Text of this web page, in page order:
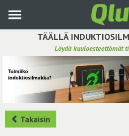
pääsisältöön
TÄÄLLÄ
Löydä kuuloesteettömät
Etsi induktiosilmukka
Tee ehdotus ja vaikuta
Hae ehdotuksia
Käyttöohje
Takaisin